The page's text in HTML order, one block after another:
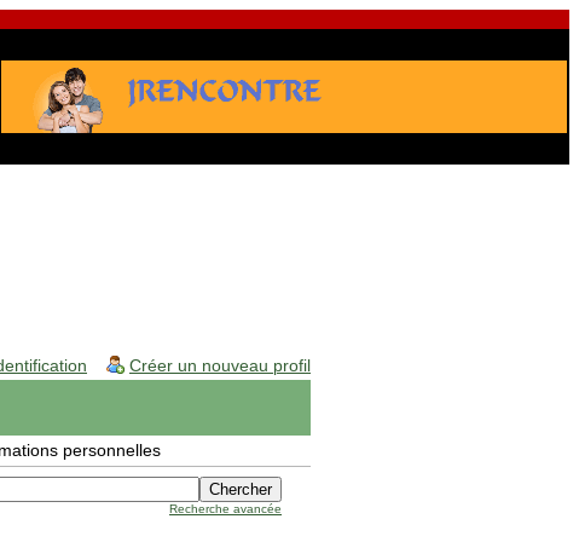
Créer un nouveau profil
personnelles
Recherche avancée